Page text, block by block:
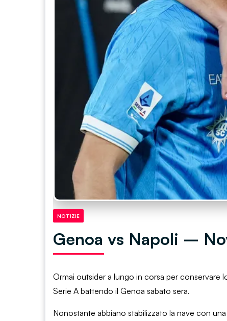
NOTIZIE
Genoa vs Napoli –
Ormai outsider a lungo in corsa per conservare
Serie A battendo il Genoa sabato sera.
Nonostante abbiano stabilizzato la nave con